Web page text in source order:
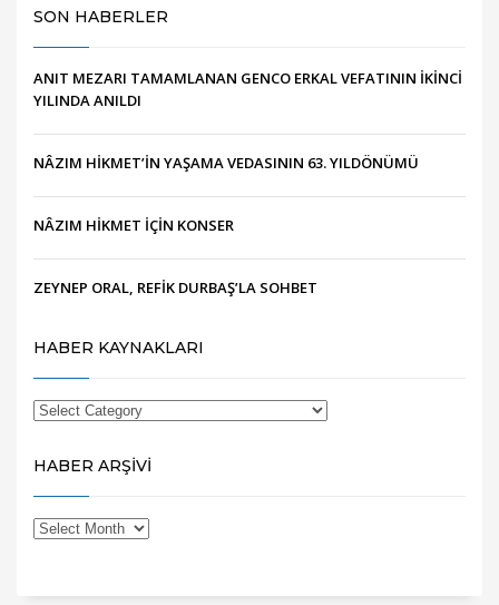
SON HABERLER
ANIT MEZARI TAMAMLANAN GENCO ERKAL VEFATININ İKİNCİ
YILINDA ANILDI
NÂZIM HİKMET’İN YAŞAMA VEDASININ 63. YILDÖNÜMÜ
NÂZIM HİKMET İÇİN KONSER
ZEYNEP ORAL, REFİK DURBAŞ’LA SOHBET
HABER KAYNAKLARI
HABER ARŞİVİ